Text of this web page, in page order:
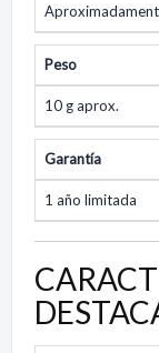
Peso
10 g aprox.
Garantía
1 año limitada